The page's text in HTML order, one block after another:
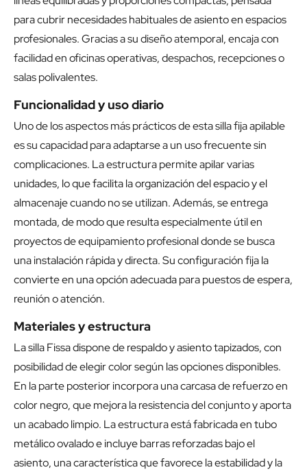
para cubrir necesidades habituales de asiento en espacios
profesionales. Gracias a su diseño atemporal, encaja con
facilidad en oficinas operativas, despachos, recepciones o
salas polivalentes.
Funcionalidad y uso diario
Uno de los aspectos más prácticos de esta silla fija apilable
es su capacidad para adaptarse a un uso frecuente sin
complicaciones. La estructura permite apilar varias
unidades, lo que facilita la organización del espacio y el
almacenaje cuando no se utilizan. Además, se entrega
montada, de modo que resulta especialmente útil en
proyectos de equipamiento profesional donde se busca
una instalación rápida y directa. Su configuración fija la
convierte en una opción adecuada para puestos de espera,
reunión o atención.
Materiales y estructura
La silla Fissa dispone de respaldo y asiento tapizados, con
posibilidad de elegir color según las opciones disponibles.
En la parte posterior incorpora una carcasa de refuerzo en
color negro, que mejora la resistencia del conjunto y aporta
un acabado limpio. La estructura está fabricada en tubo
metálico ovalado e incluye barras reforzadas bajo el
asiento, una característica que favorece la estabilidad y la